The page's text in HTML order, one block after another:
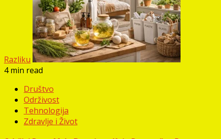
Razliku
4 min read
Društvo
Održivost
Tehnologija
Zdravlje i Život